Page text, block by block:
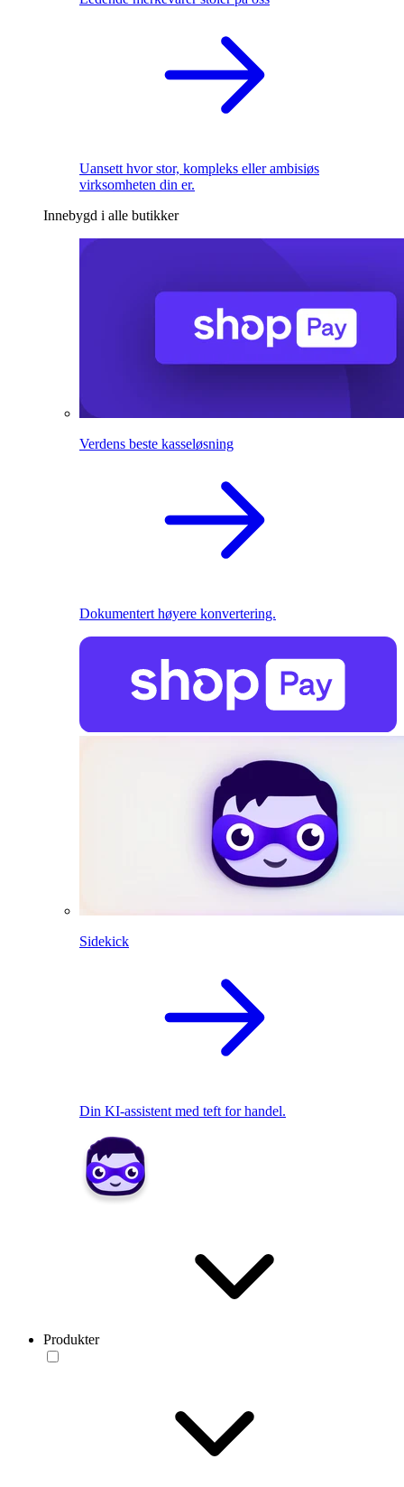
Uansett hvor stor, kompleks eller ambisiøs
virksomheten din er.
Innebygd i alle butikker
Verdens beste kasseløsning
Dokumentert høyere konvertering.
Sidekick
Din KI-assistent med teft for handel.
Produkter